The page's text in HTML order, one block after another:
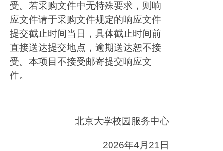
受。若采购文件中无特殊要求，则响
应文件请于采购文件规定的响应文件
提交截止时间当日，具体截止时间前
直接送达提交地点，逾期送达恕不接
受。本项目不接受邮寄提交响应文
件。
北京大学校园服务中心
2026年4 月 21 日